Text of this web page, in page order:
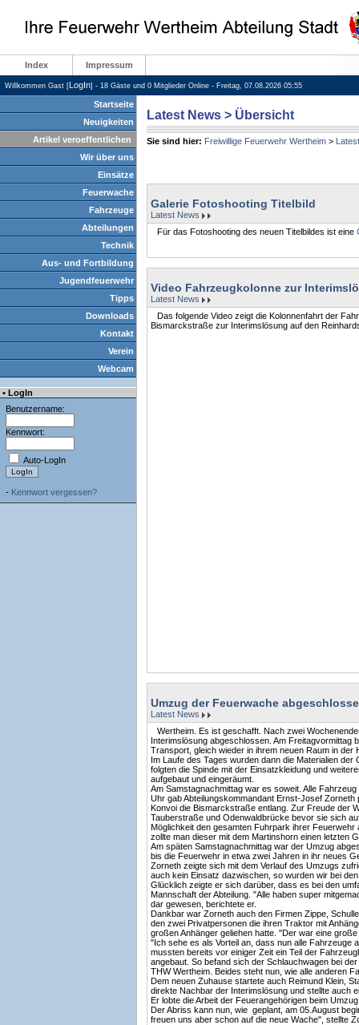
Index Impressum
Willkommen Gast [LogIn] - 18 Gäste und 0 Mitglieder Online - Freitag, 07.08.2026 05:55
Startseite
Neuigkeiten
Artikel veroeffentlichen
Wir über uns
Einsätze
Feuerwache
Fahrzeuge
Abteilungen
Technik
Aus- und Fortbildung
Jugendfeuerwehr
Tipps
Downloads
Kontakt
Verein
Webcam
• LogIn
Benutzername:
Kennwort:
Auto-LogIn
- Kennwort vergessen?
Latest News > Übersicht
Sie sind hier: Freiwillige Feuerwehr Wertheim>
Galerie Fotoshooting Titelbild
Latest News
Für das Fotoshooting des neuen Titelbildes ist eine
Video Fahrzeugkolonne zur
Latest News
Das folgende Video zeigt die Kolonnenfahrt der
Bismarckstraße zur Interimslösung auf den
Umzug der Feuerwache
Latest News
Wertheim. Es ist geschafft. Nach zwei
Interimslösung abgeschlossen. Am Freitagvormittag
Transport, gleich wieder in ihrem neuen Raum in der
Im Laufe des Tages wurden dann die Materialien
folgten die Spinde mit der Einsatzkleidung und
aufgebaut und eingeräumt.
Am Samstagnachmittag war es soweit. Alle
Uhr gab Abteilungskommandant Ernst-Josef
Konvoi die Bismarckstraße entlang. Zur Freude der
Tauberstraße und Odenwaldbrücke bevor sie sich
Möglichkeit den gesamten Fuhrpark ihrer
zollte man dieser mit dem Martinshorn einen letzten
Am späten Samstagnachmittag war der Umzug
bis die Feuerwehr in etwa zwei Jahren in ihr neues
Zorneth zeigte sich mit dem Verlauf des Umzugs
auch kein Einsatz dazwischen, so wurden wir bei
Glücklich zeigte er sich darüber, dass es bei den
Mannschaft der Abteilung. "Alle haben super
dar gewesen, berichtete er.
Dankbar war Zorneth auch den Firmen Zippe,
den zwei Privatpersonen die ihren Traktor mit
großen Anhänger geliehen hatte. "Der war eine
"Ich sehe es als Vorteil an, dass nun alle Fahrzeuge
mussten bereits vor einiger Zeit ein Teil der
angebaut. So befand sich der Schlauchwagen bei
THW Wertheim. Beides steht nun, wie alle anderen
Dem neuen Zuhause startete auch Reimund Klein,
direkte Nachbar der Interimslösung und stellte auch
Er lobte die Arbeit der Feuerangehörigen beim
Der Abriss kann nun, wie geplant, am 05.August
freuen uns aber schon auf die neue Wache", stellte